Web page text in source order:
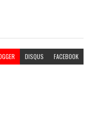
DISQUS FACEBOOK